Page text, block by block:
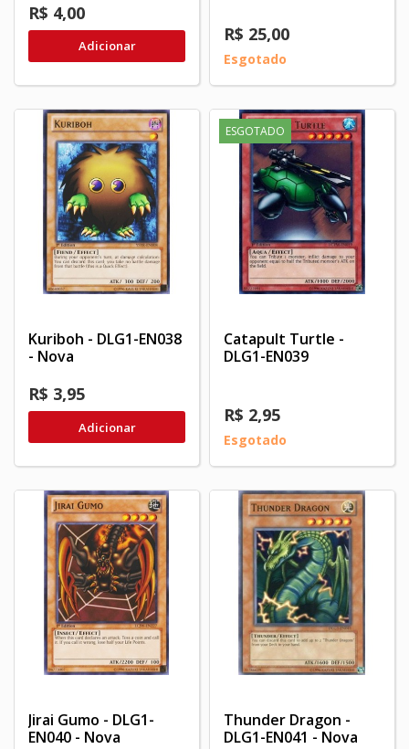
R$ 4,00
Adicionar
R$ 25,00
Esgotado
Kuriboh - DLG1-EN038
- Nova
R$ 3,95
Adicionar
ESGOTADO
Catapult Turtle -
DLG1-EN039
R$ 2,95
Esgotado
Jirai Gumo - DLG1-
EN040 - Nova
Thunder Dragon -
DLG1-EN041 - Nova